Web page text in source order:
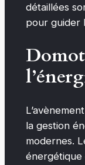
détaillées
pour guider
la gestion
modernes.
énergétique